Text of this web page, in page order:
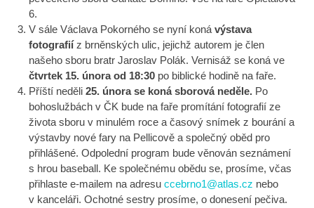
6.
V sále Václava Pokorného se nyní konávýstava
fotografiíz brněnských ulic, jejichž autorem je člen
našeho sboru bratr Jaroslav Polák. Vernisáž se koná ve
čtvrtek 15. února od 18:30 po biblické hodině na faře.
Příští neděli 25. února se koná sborová neděle. Po
bohoslužbách v ČK bude na faře promítání fotografií ze
života sboru v minulém roce a časový snímek z bourání a
výstavby nové fary na Pellicově a společný oběd pro
přihlášené. Odpolední program bude věnován seznámení
s hrou baseball. Ke společnému obědu se, prosíme, včas
přihlaste e-mailem na adresuccebrno1@atlas.cz nebo
v kanceláři. Ochotné sestry prosíme, o donesení pečiva.